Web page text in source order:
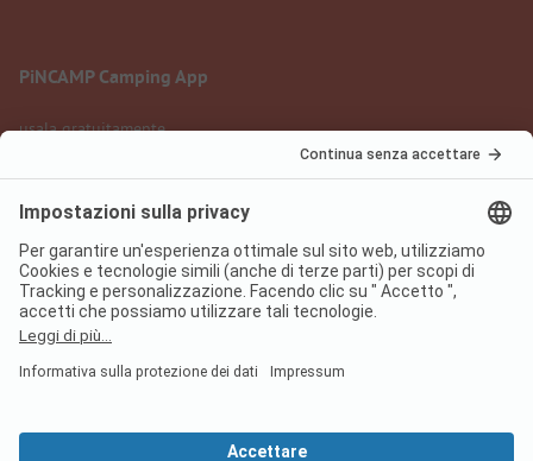
PiNCAMP Camping App
usala gratuitamente
Informazione legale
Protezione dati
Condizioni d'uso
Regolamento sui servizi digitali